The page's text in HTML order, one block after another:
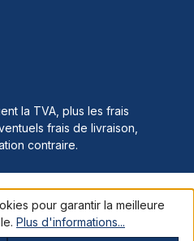
la TVA, plus les frais
frais de livraison,
contraire.
pour garantir la meilleure
Plus d'informations...